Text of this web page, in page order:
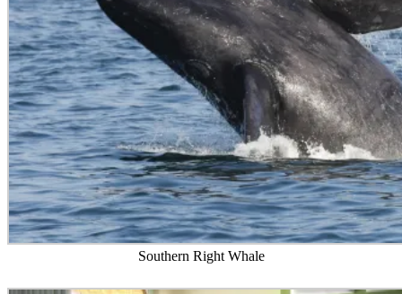
Southern Right Whale